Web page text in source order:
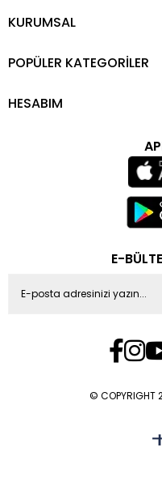
KURUMSAL
POPÜLER KATEGORİLER
HESABIM
E-
© COPYRIGHT